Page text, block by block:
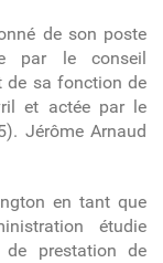
de son poste
par le conseil
de sa fonction de
et actée par le
Jérôme Arnaud
en tant que
étudie
prestation de